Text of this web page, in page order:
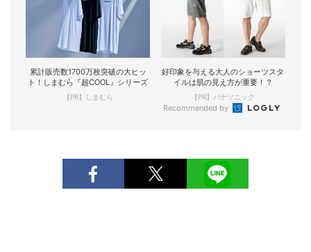
累計販売数1700万枚突破の大ヒッ
ト！しまむら『超COOL』シリーズ
【PR】しまむら
好印象を与える大人のショーツスタ
イルは肌の見え方が重要！？
【PR】パナソニック
Recommended by